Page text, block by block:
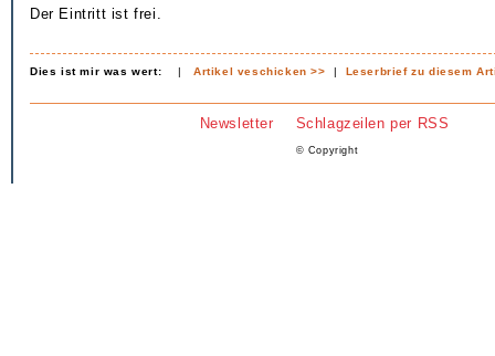
Der Eintritt ist frei.
Dies ist mir was wert: |Artikel veschicken >> | Leserbrief zu diesem
Newsletter Schlagzeilen per RSS
© Copyright